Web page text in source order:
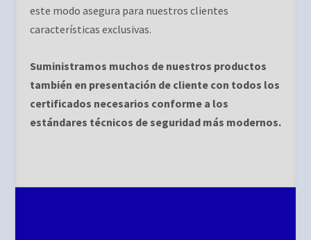
este modo asegura para nuestros clientes
características exclusivas.
Suministramos muchos de nuestros productos
también en presentación de cliente con todos los
certificados necesarios conforme a los
estándares técnicos de seguridad más modernos.